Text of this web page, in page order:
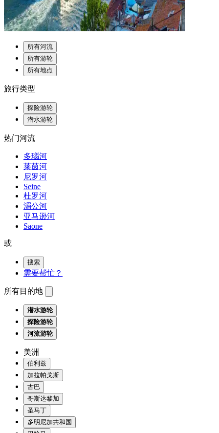
所有河流
所有游轮
所有地点
旅行类型
探险游轮
潜水游轮
热门河流
多瑙河
莱茵河
尼罗河
Seine
杜罗河
湄公河
亚马逊河
Saone
或
搜索
需要帮忙？
所有目的地
潜水游轮
探险游轮
河流游轮
美洲
伯利兹
加拉帕戈斯
古巴
哥斯达黎加
圣马丁
多明尼加共和国